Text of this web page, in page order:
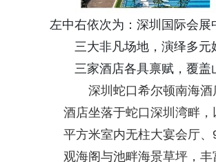
左中右依次为：深圳国际会
三大非凡场地，演绎多元
三家酒店各具禀赋，覆盖
深圳蛇口希尔顿南海酒
酒店坐落于蛇口深圳湾畔
平方米室内无柱大宴会厅
观海阁与池畔海景草坪，丰